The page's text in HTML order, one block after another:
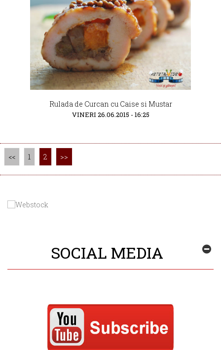
Rulada de Curcan cu Caise si Mustar
VINERI 26.06.2015 - 16:25
<< 1 2 >>
SOCIAL MEDIA